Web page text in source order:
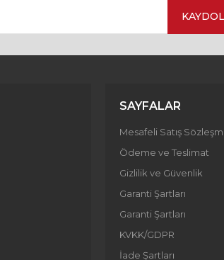
Gönder
KAYDOL
SAYFALAR
Mesafeli Satış
Ödeme ve Teslimat
Gizlilik ve Güvenlik
Garanti Şartları
Garanti Şartları
KVKK/GDPR
İade Şartları